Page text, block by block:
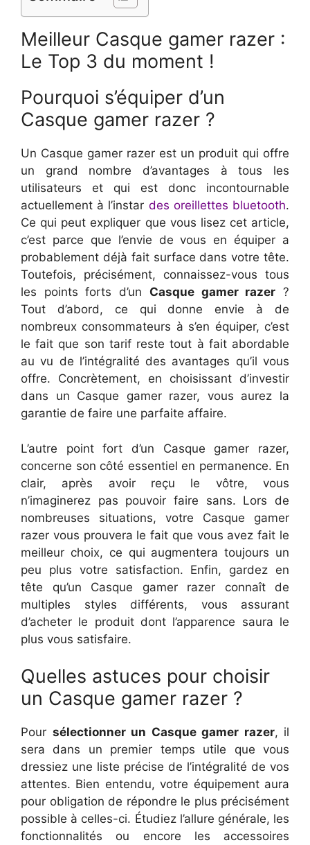
Meilleur Casque gamer razer :
Le Top 3 du moment !
Pourquoi s’équiper d’un
Casque gamer razer ?
Un Casque gamer razer est un produit qui offre
un grand nombre d’avantages à tous les
utilisateurs et qui est donc incontournable
actuellement à l’instar des oreillettes bluetooth.
Ce qui peut expliquer que vous lisez cet article,
c’est parce que l’envie de vous en équiper a
probablement déjà fait surface dans votre tête.
Toutefois, précisément, connaissez-vous tous
les points forts d’un Casque gamer razer ?
Tout d’abord, ce qui donne envie à de
nombreux consommateurs à s’en équiper, c’est
le fait que son tarif reste tout à fait abordable
au vu de l’intégralité des avantages qu’il vous
offre. Concrètement, en choisissant d’investir
dans un Casque gamer razer, vous aurez la
garantie de faire une parfaite affaire.
L’autre point fort d’un Casque gamer razer,
concerne son côté essentiel en permanence. En
clair, après avoir reçu le vôtre, vous
n’imaginerez pas pouvoir faire sans. Lors de
nombreuses situations, votre Casque gamer
razer vous prouvera le fait que vous avez fait le
meilleur choix, ce qui augmentera toujours un
peu plus votre satisfaction. Enfin, gardez en
tête qu’un Casque gamer razer connaît de
multiples styles différents, vous assurant
d’acheter le produit dont l’apparence saura le
plus vous satisfaire.
Quelles astuces pour choisir
un Casque gamer razer ?
Pour sélectionner un Casque gamer razer, il
sera dans un premier temps utile que vous
dressiez une liste précise de l’intégralité de vos
attentes. Bien entendu, votre équipement aura
pour obligation de répondre le plus précisément
possible à celles-ci. Étudiez l’allure générale, les
fonctionnalités ou encore les accessoires